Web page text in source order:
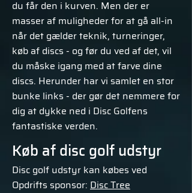
du får den i kurven. Men der er
masser af muligheder for at gå all-in
når det gælder teknik, turneringer,
køb af discs - og før du ved af det, vil
du måske igang med at farve dine
discs. Herunder har vi samlet en stor
bunke links - der gør det nemmere for
dig at dykke ned i Disc Golfens
fantastiske verden.
Køb af disc golf udstyr
Disc golf udstyr kan købes ved
Opdrifts sponsor: Disc Tree